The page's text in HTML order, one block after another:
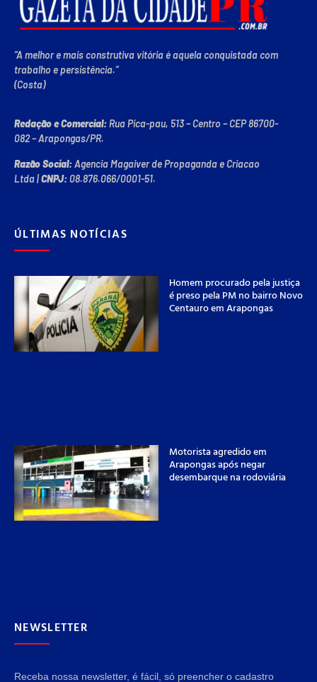
“A melhor e mais construtiva vitória é aquela conquistada com
trabalho e persistência.”
(Costa)
Redação e Comercial:Rua Pica-pau, 513 – Centro – CEP 86700-
082 – Arapongas/PR.
Razão Social:Agencia Magaiver de Propaganda e Criacao
Ltda|CNPJ:08.876.066/0001-51.
ÚLTIMAS NOTÍCIAS
Homem procurado pela justiça
é preso pela PM no bairro Novo
Centauro em Arapongas
Motorista agredido em
Arapongas após negar
desembarque na rodoviária
NEWSLETTER
Receba nossa newsletter, é fácil, só preencher o cadastro